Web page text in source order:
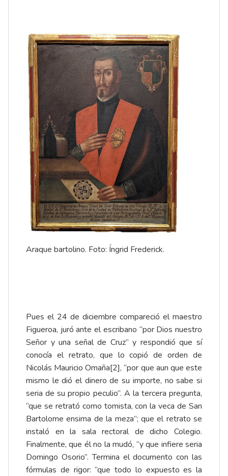
Araque bartolino. Foto: Íngrid Frederick.
Pues el 24 de diciembre compareció el maestro
Figueroa, juró ante el escribano “por Dios nuestro
Señor y una señal de Cruz” y respondió que sí
conocía el retrato, que lo copió de orden de
Nicolás Mauricio Omaña[2], “por que aun que este
mismo le dió el dinero de su importe, no sabe si
seria de su propio peculio”. A la tercera pregunta,
“que se retrató como tomista, con la veca de San
Bartolome ensima de la meza”; que el retrato se
instaló en la sala rectoral de dicho Colegio.
Finalmente, que él no la mudó, “y que infiere seria
Domingo Osorio”. Termina el documento con las
fórmulas de rigor: “que todo lo expuesto es la